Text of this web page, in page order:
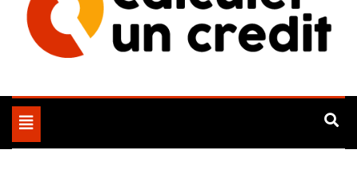
Toggle
navigation